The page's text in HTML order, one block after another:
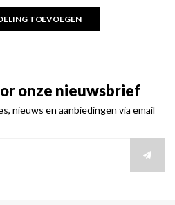
TOEVOEGEN
onze nieuwsbrief
nieuws en aanbiedingen via email